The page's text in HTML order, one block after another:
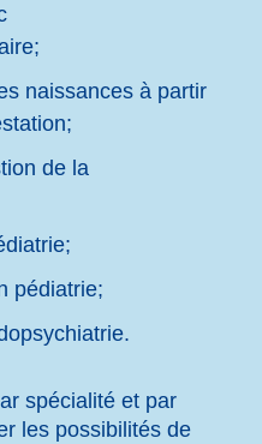
naissances à partir
de la
pédiatrie;
spécialité et par
les possibilités de